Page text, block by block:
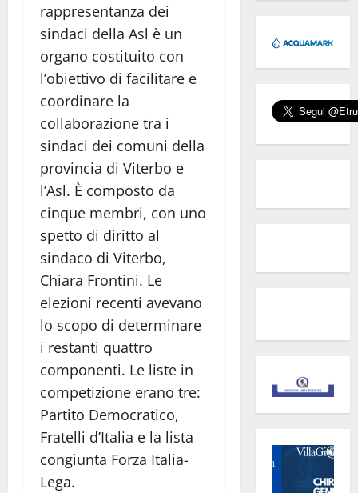
rappresentanza dei
sindaci della Asl è un
organo costituito con
l’obiettivo di facilitare e
coordinare la
collaborazione tra i
sindaci dei comuni della
provincia di Viterbo e
l’Asl. È composto da
cinque membri, con uno
spetto di diritto al
sindaco di Viterbo,
Chiara Frontini. Le
elezioni recenti avevano
lo scopo di determinare
i restanti quattro
componenti. Le liste in
competizione erano tre:
Partito Democratico,
Fratelli d’Italia e la lista
congiunta Forza Italia-
Lega.